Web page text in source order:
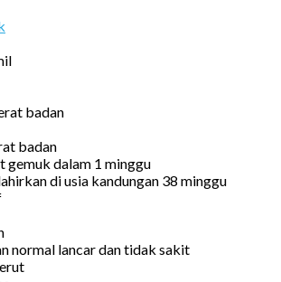
badan
badan
gemuk dalam 1 minggu
di usia kandungan 38 minggu
normal lancar dan tidak sakit